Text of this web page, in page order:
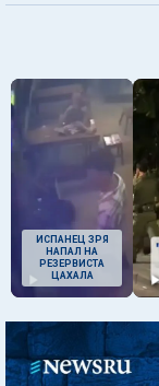
ИСПАНЕЦ ЗРЯ
НАПАЛ НА
РЕЗЕРВИСТА
ЦАХАЛА